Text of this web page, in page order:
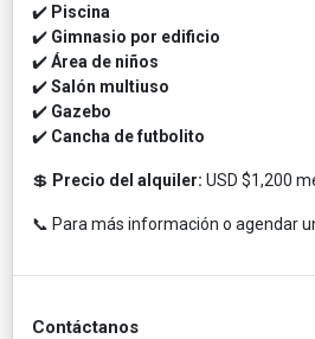
✔️ Piscina
✔️ Gimnasio por edificio
✔️Área de niños
✔️Salón multiuso
✔️ Gazebo
✔️ Cancha de futbolito
💲 Precio del alquiler: USD $1,200
📞 Para más información o agendar
Contáctanos